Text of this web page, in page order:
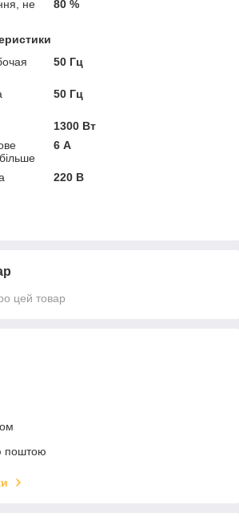
не
80 %
50 Гц
50 Гц
1300 Вт
6 А
220 В
цей товар
поштою